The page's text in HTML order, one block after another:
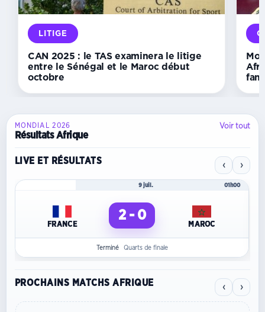
présidence
de
Confédération
africaine
LITIGE
CAN 2025 : le TAS examinera le litige
entre le Sénégal et le Maroc début
octobre
MONDIAL 2026
Résultats Afrique
Voir tout
LIVE ET RÉSULTATS ‹ ›
9 juil. 01h00
FRANCE
2 - 0
MAROC
Terminé Quarts de finale
PROCHAINS MATCHS AFRIQUE ‹ ›